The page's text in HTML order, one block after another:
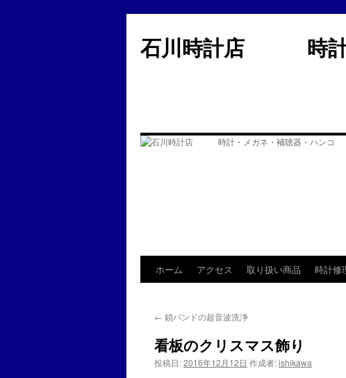
テ
ン
プ
石川時計店 時計
ホーム アクセス 取り扱い商品 時計修
← 鎖バンドの超音波洗浄
看板のクリスマス飾り
投稿日:2016年12月12日 作成者:ishikawa